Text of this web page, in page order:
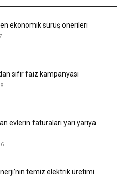
ekonomik sürüş önerileri
sıfır faiz kampanyası
evlerin faturaları yarı yarıya
temiz elektrik üretimi